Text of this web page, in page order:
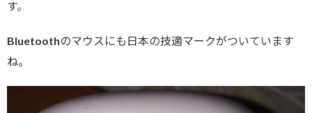
す。
Bluetoothのマウスにも日本の技適マークがついています
ね。